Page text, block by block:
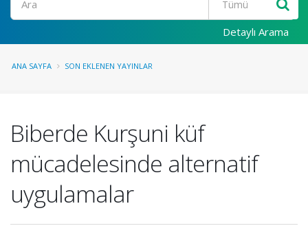
Detaylı Arama
ANA SAYFA SON EKLENEN YAYINLAR
Biberde Kurşuni küf
mücadelesinde alternatif
uygulamalar